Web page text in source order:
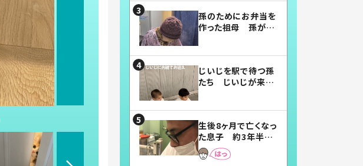
孫のためにお弁当を
作った祖母 孫が絶
じいじを駅で待つ孫
たち じいじが来た
まらない」「幸せにな
れる」
生後8ヶ月で亡くなっ
た息子 約3年半
後、当時の妻の日記
に書いてあった本音